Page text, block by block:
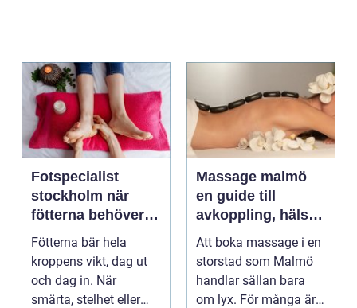
Fotspecialist
stockholm när
fötterna behöver
mer än vila
Fötterna bär hela
kroppens vikt, dag ut
och dag in. När
smärta, stelhet eller
Massage malmö
en guide till
avkoppling, hälsa
och välmående
Att boka massage i en
storstad som Malmö
handlar sällan bara
om lyx. För många är